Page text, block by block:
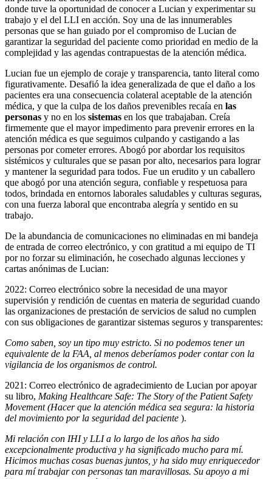
donde tuve la oportunidad de conocer a Lucian y experimentar su
trabajo y el del LLI en acción. Soy una de las innumerables
personas que se han guiado por el compromiso de Lucian de
garantizar la seguridad del paciente como prioridad en medio de la
complejidad y las agendas contrapuestas de la atención médica.
Lucian fue un ejemplo de coraje y transparencia, tanto literal como
figurativamente. Desafió la idea generalizada de que el daño a los
pacientes era una consecuencia colateral aceptable de la atención
médica, y que la culpa de los daños prevenibles recaía en las
personas y no en los sistemas en los que trabajaban. Creía
firmemente que el mayor impedimento para prevenir errores en la
atención médica es que seguimos culpando y castigando a las
personas por cometer errores. Abogó por abordar los requisitos
sistémicos y culturales que se pasan por alto, necesarios para lograr
y mantener la seguridad para todos. Fue un erudito y un caballero
que abogó por una atención segura, confiable y respetuosa para
todos, brindada en entornos laborales saludables y culturas seguras,
con una fuerza laboral que encontraba alegría y sentido en su
trabajo.
De la abundancia de comunicaciones no eliminadas en mi bandeja
de entrada de correo electrónico, y con gratitud a mi equipo de TI
por no forzar su eliminación, he cosechado algunas lecciones y
cartas anónimas de Lucian:
2022: Correo electrónico sobre la necesidad de una mayor
supervisión y rendición de cuentas en materia de seguridad cuando
las organizaciones de prestación de servicios de salud no cumplen
con sus obligaciones de garantizar sistemas seguros y transparentes:
Como saben, soy un tipo muy estricto. Si no podemos tener un
equivalente de la FAA, al menos deberíamos poder contar con la
vigilancia de los organismos de control.
2021: Correo electrónico de agradecimiento de Lucian por apoyar
su libro, Making Healthcare Safe: The Story of the Patient Safety
Movement (Hacer que la atención médica sea segura: la historia
del movimiento por la seguridad del paciente ).
Mi relación con IHI y LLI a lo largo de los años ha sido
excepcionalmente productiva y ha significado mucho para mí.
Hicimos muchas cosas buenas juntos, y ha sido muy enriquecedor
para mí trabajar con personas tan maravillosas. Su apoyo a mi